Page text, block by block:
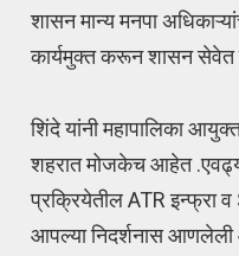
शासन मान्य मनपा
कार्यमुक्त करून शासन सेवेत
शिंदे यांनी महापालिका
शहरात मोजकेच आहेत .एवढ्या
प्रक्रियेतील ATR इन्फ्रा व
आपल्या निदर्शनास आणलेली